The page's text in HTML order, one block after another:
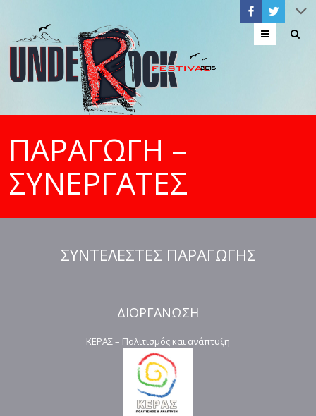
Menu
ΠΑΡΑΓΩΓΗ –
ΣΥΝΕΡΓΑΤΕΣ
ΣΥΝΤΕΛΕΣΤΕΣ ΠΑΡΑΓΩΓΗΣ
ΔΙΟΡΓΑΝΩΣΗ
ΚΕΡΑΣ – Πολιτισμός και ανάπτυξη